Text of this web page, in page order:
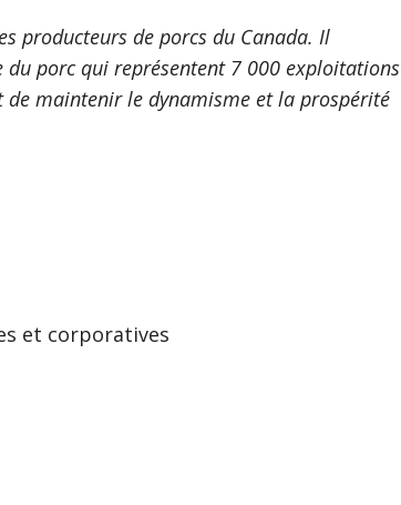
producteurs de porcs du Canada. Il
du porc qui représentent 7 000 exploitations
maintenir le dynamisme et la prospérité
et corporatives